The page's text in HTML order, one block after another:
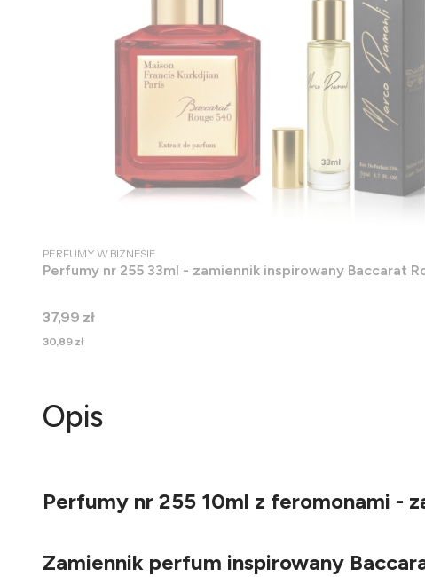
PRODUCENT
PERFUMY W BIZNESIE
Perfumy nr 255 33ml - zamiennik inspirowany Baccarat
Cena
37,99 zł
Cena
30,89 zł
Opis
Perfumy nr 255 10ml z feromonami -
Zamiennik perfum inspirowany